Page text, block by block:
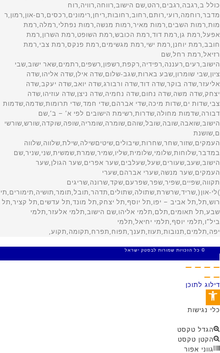
© כל הזכויות שמורות לבסטק ישראל
דילוג לתוכן
פתח סרגל נגישות
כלי נגישות
הגדל טקסט
הקטן טקסט
גווני אפור